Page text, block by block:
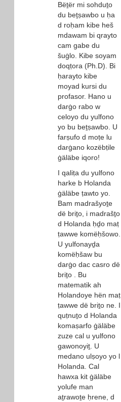
Bëṯër mi sohduṯo
du beṯṣawbo u ḥa
d roḥam kibe heš
mdawam bi qrayto
cam gabe du
šuġlo. Kibe soyam
doqṭora (Ph.D). Bi
ḥarayto kibe
moyad kursi du
profasor. Hano u
darġo rabo w
celoyo du yulfono
yo bu beṯṣawbo. U
farṣufo d moṭe lu
darġano kozëbṭile
ġäläbe iqoro!
I qaliṭa du yulfono
harke b Holanda
ġäläbe ṭawto yo.
Bam madrašyoṯe
dë briṯo, i madrašṯo
d Holanda ḥḏo maṭ
ṭawwe komëḥšowo.
U yulfonayḏa
komëḥšaw bu
darġo dac casro dë
briṯo . Bu
matematik ah
Holandoye hën maṭ
ṭawwe dë briṯo ne. I
quṭnuṯo d Holanda
komaṣarfo ġäläbe
zuze cal u yulfono
gawonoyiṯ. U
medano ulṣoyo yo l
Holanda. Cal
hawxa kit ġäläbe
yolufe man
aṯrawoṯe ḥrene, d